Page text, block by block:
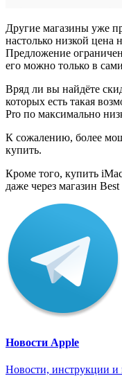
Другие магазины уже
настолько низкой
Предложение
его можно только в
Вряд ли вы найдёте
которых есть такая
Pro по максимально
К сожалению, более
купить.
Кроме того, купить
даже через магазин
Новости Apple
Новости, инструкции и